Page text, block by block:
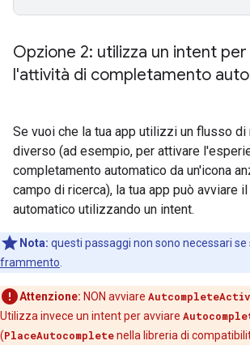
Opzione 2: utilizza un intent
l'attività di completamento
Se vuoi che la tua app utilizzi un flusso di
diverso (ad esempio, per attivare
completamento automatico da un'icona
campo di ricerca), la tua app può avviare
automatico utilizzando un intent.
Nota: questi passaggi non sono necessari se
frammento
Attenzione: NON avviare
Utilizza invece un intent per avviare
(PlaceAutocompletenella libreria di